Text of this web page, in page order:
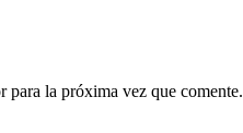
para la próxima vez que comente.